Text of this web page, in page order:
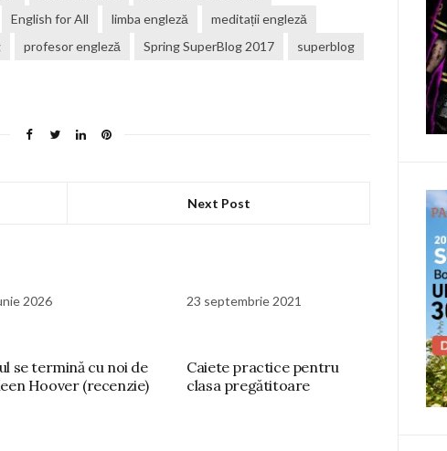
English for All limba engleză
meditații engleză
profesor engleză Spring SuperBlog 2017
superblog
Next Post
2026
se termină cu noi de
Hoover (recenzie)
23 septembrie 2021
Caiete practice pentru
clasa pregătitoare